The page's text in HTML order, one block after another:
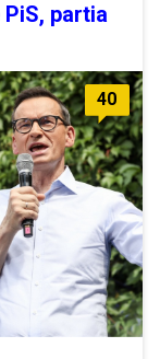
partia
40